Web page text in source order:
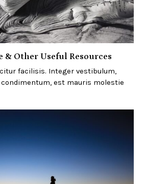
& Other Useful Resources
facilisis. Integer vestibulum,
est mauris molestie